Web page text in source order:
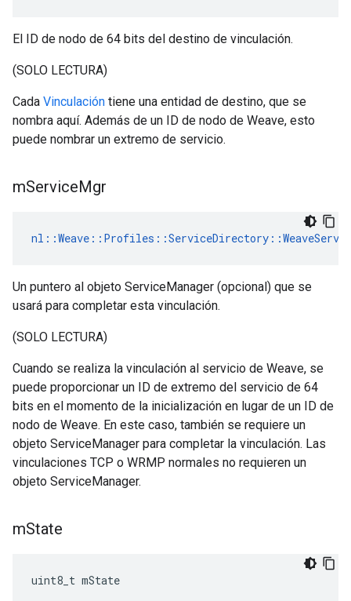
El ID de nodo de 64 bits del destino de vinculación.
(SOLO LECTURA)
Cada Vinculación tiene una entidad de destino, que se
nombra aquí. Además de un ID de nodo de Weave, esto
puede nombrar un extremo de servicio.
mServiceMgr
Un puntero al objeto ServiceManager (opcional) que se
usará para completar esta vinculación.
(SOLO LECTURA)
Cuando se realiza la vinculación al servicio de Weave, se
puede proporcionar un ID de extremo del servicio de 64
bits en el momento de la inicialización en lugar de un ID de
nodo de Weave. En este caso, también se requiere un
objeto ServiceManager para completar la vinculación. Las
vinculaciones TCP o WRMP normales no requieren un
objeto ServiceManager.
mState
uint8_t mState